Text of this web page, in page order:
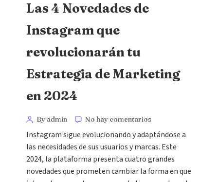
Las 4 Novedades de
Instagram que
revolucionarán tu
Estrategia de Marketing
en 2024
By admin No hay comentarios
Instagram sigue evolucionando y adaptándose a
las necesidades de sus usuarios y marcas. Este
2024, la plataforma presenta cuatro grandes
novedades que prometen cambiar la forma en que